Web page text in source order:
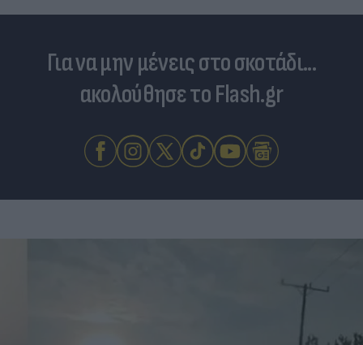
Για να μην μένεις στο σκοτάδι...
ακολούθησε το Flash.gr